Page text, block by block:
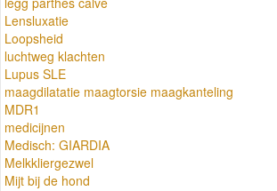
Lensluxatie
Loopsheid
luchtweg klachten
Lupus SLE
maagdilatatie maagtorsie maagkanteling
MDR1
medicijnen
Medisch: GIARDIA
Melkkliergezwel
Mijt bij de hond